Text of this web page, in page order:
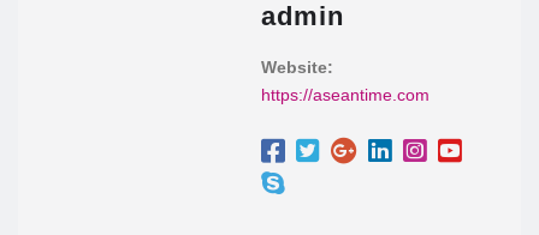
admin
Website:
https://aseantime.com